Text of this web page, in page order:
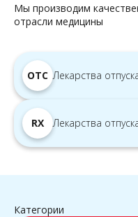
Мы производим
отрасли медицины
OTC Лекарства
RX Лекарства
Категории